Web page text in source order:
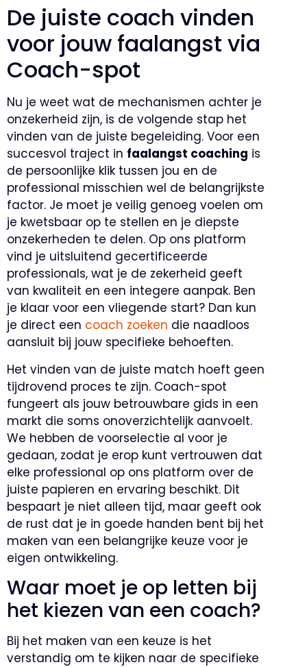
De juiste coach vinden
voor jouw faalangst via
Coach-spot
Nu je weet wat de mechanismen achter je
onzekerheid zijn, is de volgende stap het
vinden van de juiste begeleiding. Voor een
succesvol traject in faalangst coaching is
de persoonlijke klik tussen jou en de
professional misschien wel de belangrijkste
factor. Je moet je veilig genoeg voelen om
je kwetsbaar op te stellen en je diepste
onzekerheden te delen. Op ons platform
vind je uitsluitend gecertificeerde
professionals, wat je de zekerheid geeft
van kwaliteit en een integere aanpak. Ben
je klaar voor een vliegende start? Dan kun
je direct een coach zoeken die naadloos
aansluit bij jouw specifieke behoeften.
Het vinden van de juiste match hoeft geen
tijdrovend proces te zijn. Coach-spot
fungeert als jouw betrouwbare gids in een
markt die soms onoverzichtelijk aanvoelt.
We hebben de voorselectie al voor je
gedaan, zodat je erop kunt vertrouwen dat
elke professional op ons platform over de
juiste papieren en ervaring beschikt. Dit
bespaart je niet alleen tijd, maar geeft ook
de rust dat je in goede handen bent bij het
maken van een belangrijke keuze voor je
eigen ontwikkeling.
Waar moet je op letten bij
het kiezen van een coach?
Bij het maken van een keuze is het
verstandig om te kijken naar de specifieke